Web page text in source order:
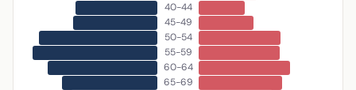
40-44
45-49
50-54
55-59
60-64
65-69